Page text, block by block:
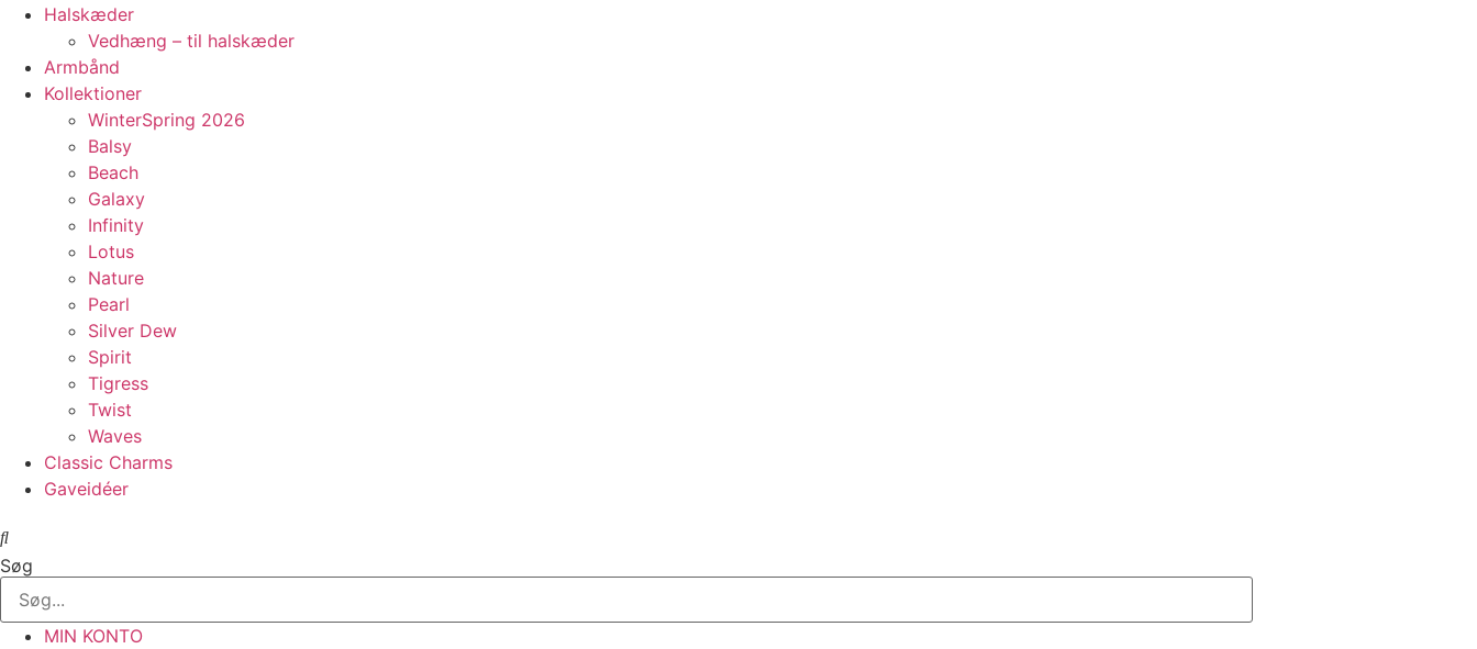
Halskæder
Vedhæng – til halskæder
Armbånd
Kollektioner
WinterSpring 2026
Balsy
Beach
Galaxy
Infinity
Lotus
Nature
Pearl
Silver Dew
Spirit
Tigress
Twist
Waves
Classic Charms
Gaveidéer
Søg
MIN KONTO